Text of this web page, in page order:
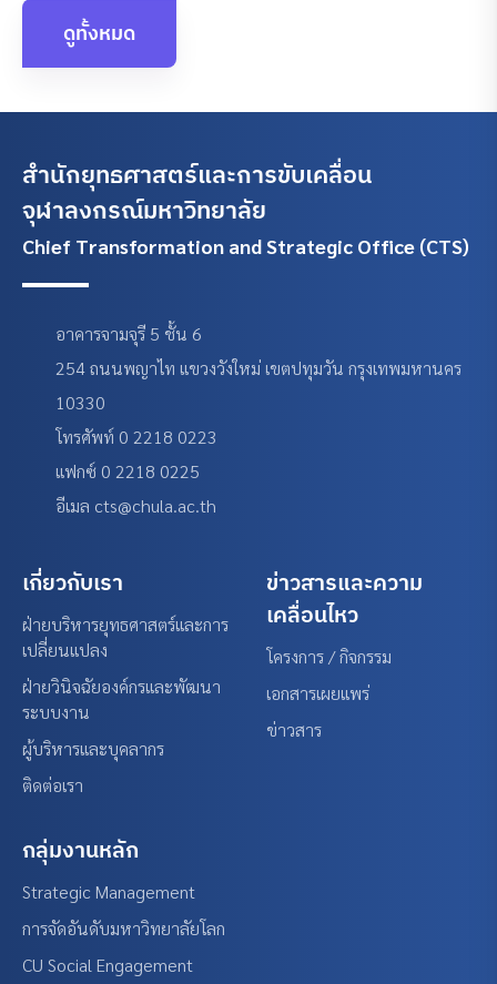
ดูทั้งหมด
สำนักยุทธศาสตร์และการขับเคลื่อน
จุฬาลงกรณ์มหาวิทยาลัย
Chief Transformation and Strategic Office (CTS)
อาคารจามจุรี 5 ชั้น 6
254 ถนนพญาไท แขวงวังใหม่ เขตปทุมวัน กรุงเทพมหานคร
10330
โทรศัพท์ 0 2218 0223
แฟกซ์ 0 2218 0225
อีเมล cts@chula.ac.th
เกี่ยวกับเรา
ฝ่ายบริหารยุทธศาสตร์และการ
เปลี่ยนแปลง
ฝ่ายวินิจฉัยองค์กรและพัฒนา
ระบบงาน
ผู้บริหารและบุคลากร
ติดต่อเรา
ข่าวสารและความ
เคลื่อนไหว
โครงการ / กิจกรรม
เอกสารเผยแพร่
ข่าวสาร
กลุ่มงานหลัก
Strategic Management
การจัดอันดับมหาวิทยาลัยโลก
CU Social Engagement